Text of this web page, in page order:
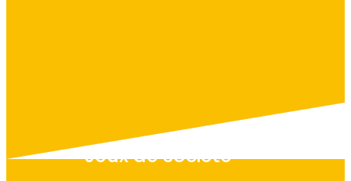
Jeux de société